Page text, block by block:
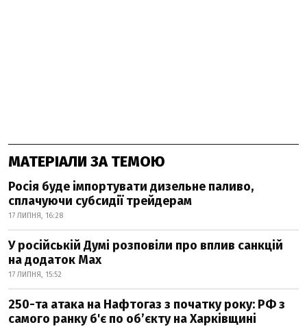
МАТЕРІАЛИ ЗА ТЕМОЮ
Росія буде імпортувати дизельне паливо,
сплачуючи субсидії трейдерам
17 ЛИПНЯ, 16:28
У російській Думі розповіли про вплив санкцій
на додаток Мах
17 ЛИПНЯ, 15:52
250-та атака на Нафтогаз з початку року: РФ з
самого ранку б'є по об’єкту на Харківщині